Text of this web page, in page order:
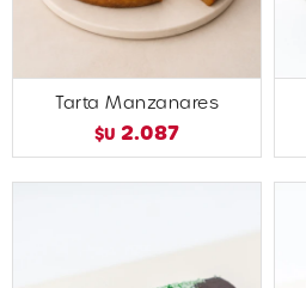
Tarta Manzanares
$U 2.087